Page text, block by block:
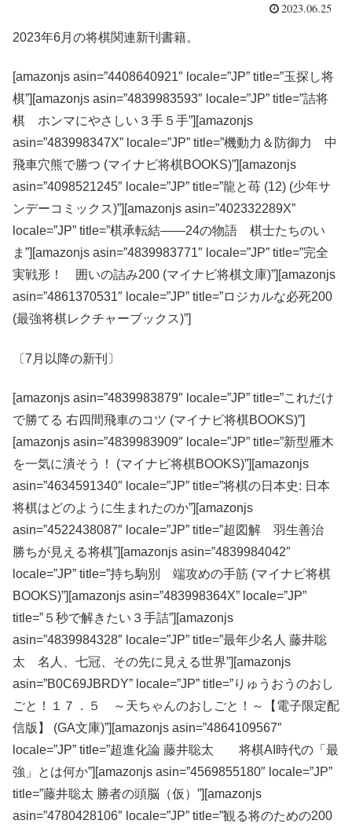
2023.06.25
2023年6月の将棋関連新刊書籍。
[amazonjs asin=”4408640921″ locale=”JP” title=”玉探し将
棋”][amazonjs asin=”4839983593″ locale=”JP” title=”詰将
棋 ホンマにやさしい３手５手”][amazonjs
asin=”483998347X” locale=”JP” title=”機動力＆防御力 中
飛車穴熊で勝つ (マイナビ将棋BOOKS)”][amazonjs
asin=”4098521245″ locale=”JP” title=”龍と苺 (12) (少年サ
ンデーコミックス)”][amazonjs asin=”402332289X”
locale=”JP” title=”棋承転結――24の物語 棋士たちのい
ま”][amazonjs asin=”4839983771″ locale=”JP” title=”完全
実戦形！ 囲いの詰み200 (マイナビ将棋文庫)”][amazonjs
asin=”4861370531″ locale=”JP” title=”ロジカルな必死200
(最強将棋レクチャーブックス)”]
〔7月以降の新刊〕
[amazonjs asin=”4839983879″ locale=”JP” title=”これだけ
で勝てる 右四間飛車のコツ (マイナビ将棋BOOKS)”]
[amazonjs asin=”4839983909″ locale=”JP” title=”新型雁木
を一気に潰そう！ (マイナビ将棋BOOKS)”][amazonjs
asin=”4634591340″ locale=”JP” title=”将棋の日本史: 日本
将棋はどのように生まれたのか”][amazonjs
asin=”4522438087″ locale=”JP” title=”超図解 羽生善治
勝ちが見える将棋”][amazonjs asin=”4839984042″
locale=”JP” title=”持ち駒別 端攻めの手筋 (マイナビ将棋
BOOKS)”][amazonjs asin=”483998364X” locale=”JP”
title=”５秒で解きたい３手詰”][amazonjs
asin=”4839984328″ locale=”JP” title=”最年少名人 藤井聡
太 名人、七冠、その先に見える世界”][amazonjs
asin=”B0C69JBRDY” locale=”JP” title=”りゅうおうのおし
ごと！１７．５ ～天ちゃんのおしごと！～【電子限定配
信版】 (GA文庫)”][amazonjs asin=”4864109567″
locale=”JP” title=”超進化論 藤井聡太 将棋AI時代の「最
強」とは何か”][amazonjs asin=”4569855180″ locale=”JP”
title=”藤井聡太 勝者の頭脳（仮）”][amazonjs
asin=”4780428106″ locale=”JP” title=”観る将のための200